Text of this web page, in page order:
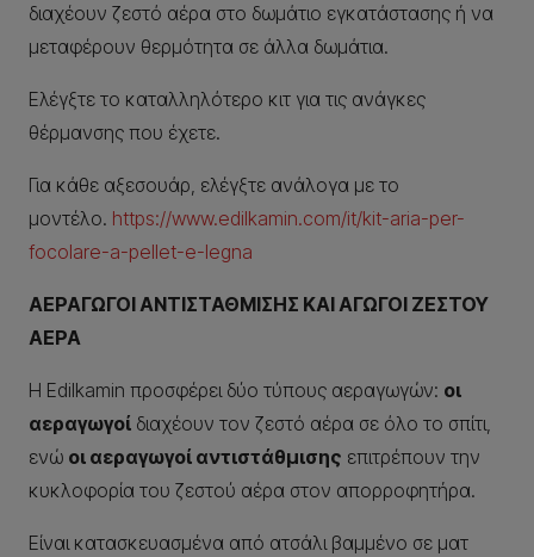
διαχέουν ζεστό αέρα στο δωμάτιο εγκατάστασης ή να
μεταφέρουν θερμότητα σε άλλα δωμάτια.
Ελέγξτε το καταλληλότερο κιτ για τις ανάγκες
θέρμανσης που έχετε.
Για κάθε αξεσουάρ, ελέγξτε ανάλογα με το
μοντέλο. https://www.edilkamin.com/it/kit-aria-per-
focolare-a-pellet-e-legna
ΑΕΡΑΓΩΓΟΙ ΑΝΤΙΣΤΑΘΜΙΣΗΣ ΚΑΙ ΑΓΩΓΟΙ ΖΕΣΤΟΥ
ΑΕΡΑ
Η Edilkamin προσφέρει δύο τύπους αεραγωγών: οι
αεραγωγοί διαχέουν τον ζεστό αέρα σε όλο το σπίτι,
ενώ οι αεραγωγοί αντιστάθμισης επιτρέπουν την
κυκλοφορία του ζεστού αέρα στον απορροφητήρα.
Είναι κατασκευασμένα από ατσάλι βαμμένο σε ματ